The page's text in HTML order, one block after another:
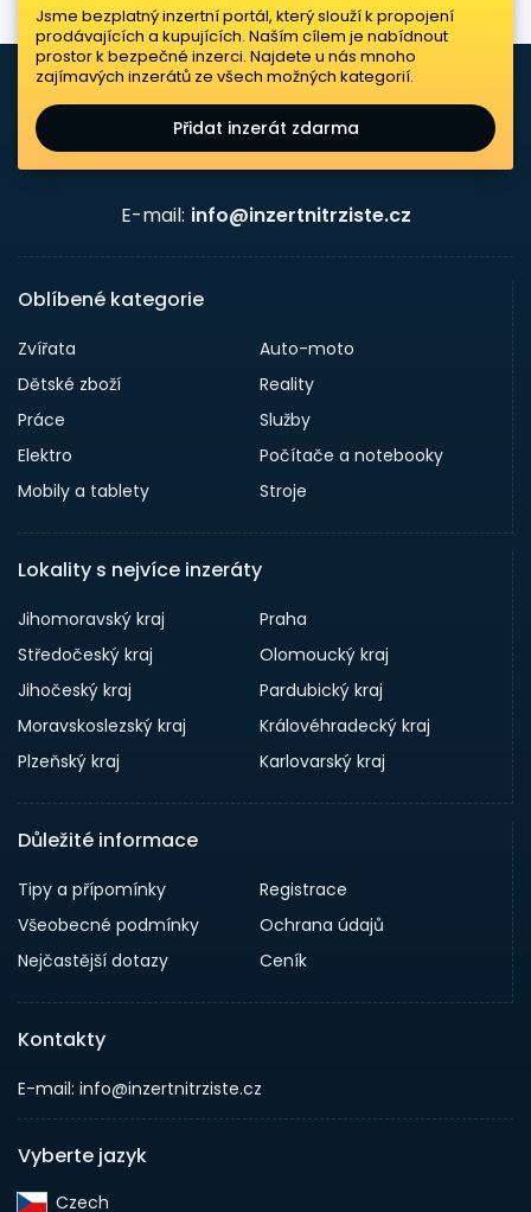
Jsme bezplatný inzertní portál, který slouží k propojení
prodávajících a kupujících. Naším cílem je nabídnout
prostor k bezpečné inzerci. Najdete u nás mnoho
zajímavých inzerátů ze všech možných kategorií.
Přidat inzerát zdarma
E-mail: info@inzertnitrziste.cz
Oblíbené kategorie
Zvířata
Auto-moto
Dětské zboží
Reality
Práce
Služby
Elektro
Počítače a notebooky
Mobily a tablety
Stroje
Lokality s nejvíce inzeráty
Jihomoravský kraj
Praha
Středočeský kraj
Olomoucký kraj
Jihočeský kraj
Pardubický kraj
Moravskoslezský kraj
Královéhradecký kraj
Plzeňský kraj
Karlovarský kraj
Důležité informace
Tipy a přípomínky
Registrace
Všeobecné podmínky
Ochrana údajů
Nejčastější dotazy
Ceník
Kontakty
E-mail: info@inzertnitrziste.cz
Vyberte jazyk
Czech‎